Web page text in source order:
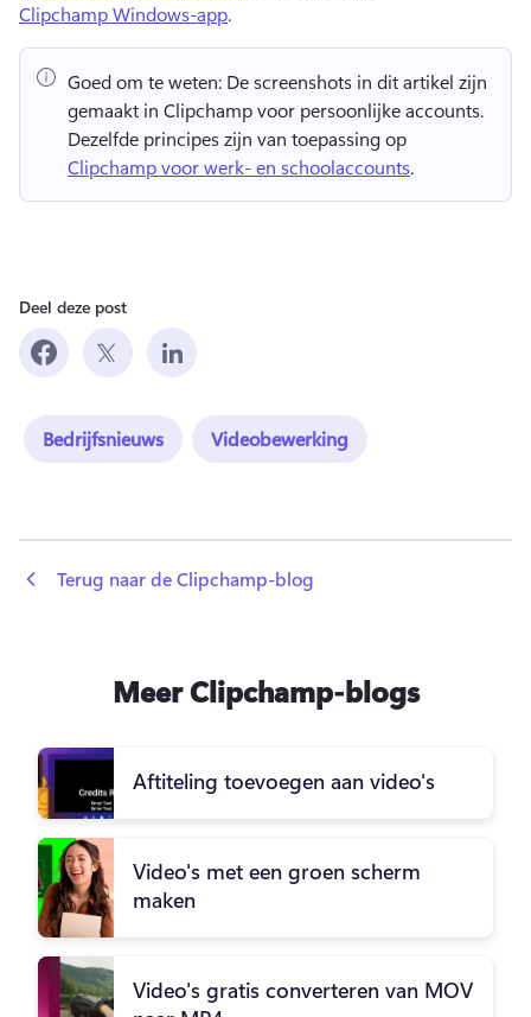
Clipchamp Windows-app.
Goed om te weten: De screenshots in dit artikel zijn
Clipchamp voor werk- en schoolaccounts.
Deel deze post
Bedrijfsnieuws Videobewerking
Terug naar de Clipchamp-blog
Meer Clipchamp-blogs
Aftiteling toevoegen aan video's
Video's met een groen scherm
maken
Video's gratis converteren van MOV